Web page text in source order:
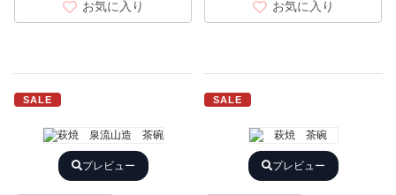
お気に入り お気に入り
SALE
プレビュー
SALE
プレビュー